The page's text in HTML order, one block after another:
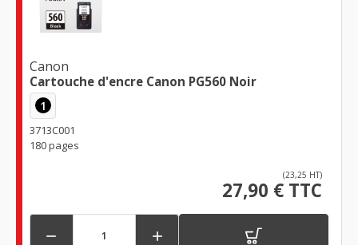
Canon
Cartouche d'encre Canon PG560 Noir
1
3713C001
180 pages
(23,25 HT)
27,90 € TTC
 